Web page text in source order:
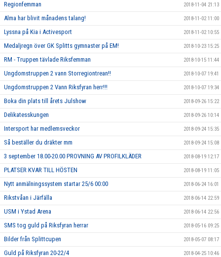
Regionfemman 2018-11-04 21:13
Alma har blivit månadens talang! 2018-11-02 11:00
Lyssna på Kia i Activesport 2018-11-02 10:55
Medaljregn över GK Splitts gymnaster på EM! 2018-10-23 15:25
RM - Truppen tävlade Riksfemman 2018-10-15 11:44
Ungdomstruppen 2 vann Storregiontrean!! 2018-10-07 19:41
Ungdomstruppen 2 Vann Riksfyran herr!!! 2018-10-07 19:34
Boka din plats till årets Julshow 2018-09-26 15:22
Delikatesskungen 2018-09-26 10:14
Intersport har medlemsveckor 2018-09-24 15:35
Så beställer du dräkter mm 2018-09-24 15:08
3 september 18.00-20.00 PROVNING AV PROFILKLÄDER 2018-08-19 12:17
PLATSER KVAR TILL HÖSTEN 2018-08-19 11:05
Nytt anmälningssystem startar 25/6 00:00 2018-06-24 16:01
Rikstvåan i Järfälla 2018-06-14 22:59
USM i Ystad Arena 2018-06-14 22:56
SMS tog guld på Riksfyran herrar 2018-05-16 09:25
Bilder från Splittcupen 2018-05-07 08:17
Guld på Riksfyran 20-22/4 2018-04-25 10:46